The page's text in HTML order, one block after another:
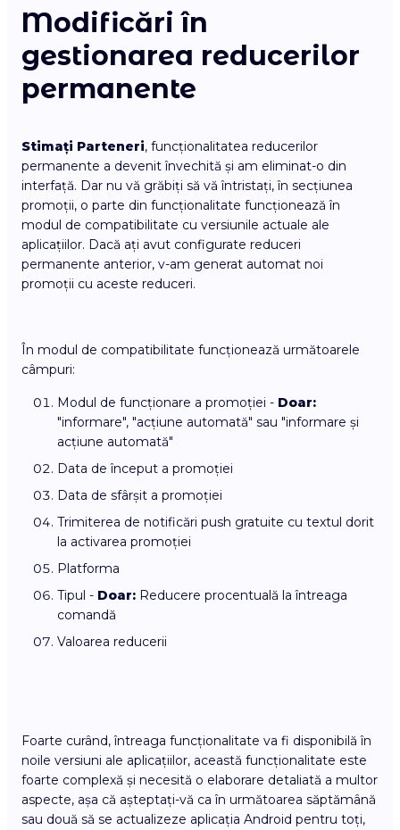
Modificări în
gestionarea reducerilor
permanente
Stimați Parteneri, funcționalitatea reducerilor
permanente a devenit învechită și am eliminat-o din
interfață. Dar nu vă grăbiți să vă întristați, în secțiunea
promoții, o parte din funcționalitate funcționează în
modul de compatibilitate cu versiunile actuale ale
aplicațiilor. Dacă ați avut configurate reduceri
permanente anterior, v-am generat automat noi
promoții cu aceste reduceri.
În modul de compatibilitate funcționează următoarele
câmpuri:
Modul de funcționare a promoției - Doar:
"informare", "acțiune automată" sau "informare și
acțiune automată"
Data de început a promoției
Data de sfârșit a promoției
Trimiterea de notificări push gratuite cu textul dorit
la activarea promoției
Platforma
Tipul - Doar: Reducere procentuală la întreaga
comandă
Valoarea reducerii
Foarte curând, întreaga funcționalitate va fi disponibilă în
noile versiuni ale aplicațiilor, această funcționalitate este
foarte complexă și necesită o elaborare detaliată a multor
aspecte, așa că așteptați-vă ca în următoarea săptămână
sau două să se actualizeze aplicația Android pentru toți,